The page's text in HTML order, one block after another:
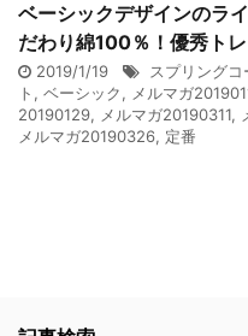
ベーシックデザインのラ
だわり綿100％！優秀トレ
2019/1/19 スプリングコ
ト , ベーシック, メルマガ
20190129, メルマガ20190311,
メルマガ20190326, 定番